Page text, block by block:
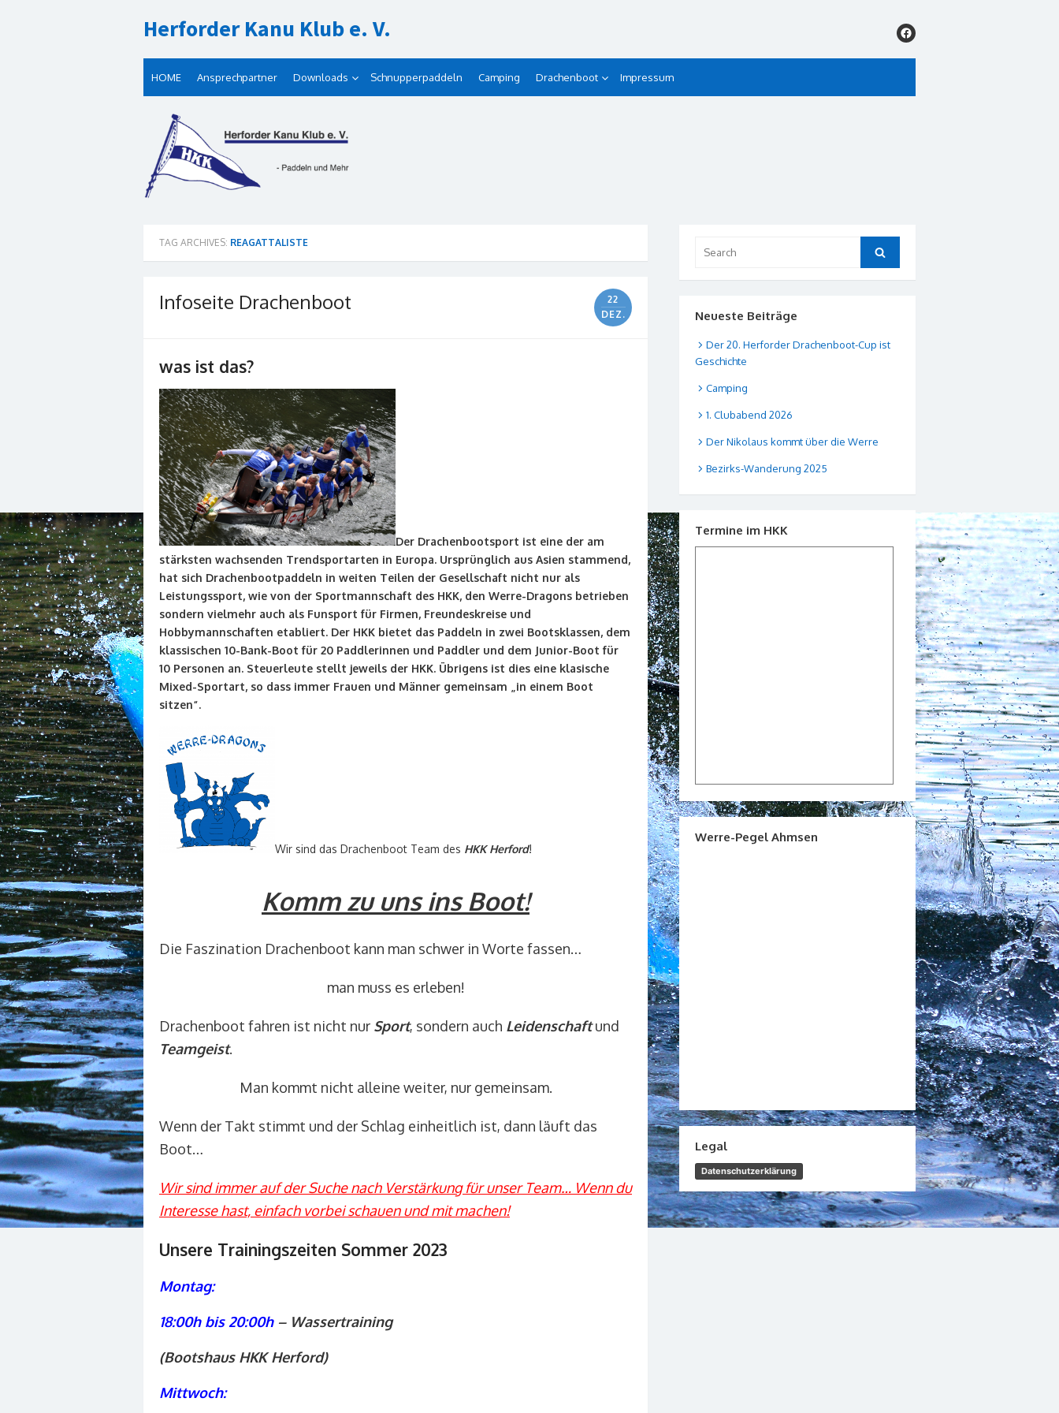
to
Herforder Kanu Klub e. V.
HOME Ansprechpartner Downloads Schnupperpaddeln Camping Drachenboot Impressum
TAG ARCHIVES: REAGATTALISTE
Infoseite Drachenboot
22
DEZ.
was ist das?
Der Drachenbootsport ist eine der am
stärksten wachsenden Trendsportarten in Europa. Ursprünglich aus Asien stammend,
hat sich Drachenbootpaddeln in weiten Teilen der Gesellschaft nicht nur als
Leistungssport, wie von der Sportmannschaft des HKK, den Werre-Dragons betrieben
sondern vielmehr auch als Funsport für Firmen, Freundeskreise und
Hobbymannschaften etabliert. Der HKK bietet das Paddeln in zwei Bootsklassen, dem
klassischen 10-Bank-Boot für 20 Paddlerinnen und Paddler und dem Junior-Boot für
10 Personen an. Steuerleute stellt jeweils der HKK. Übrigens ist dies eine klasische
Mixed-Sportart, so dass immer Frauen und Männer gemeinsam „in einem Boot
sitzen“.
Wir sind das Drachenboot Team des HKK Herford!
Komm zu uns ins Boot!
Die Faszination Drachenboot kann man schwer in Worte fassen…
man muss es erleben!
Drachenboot fahren ist nicht nur Sport, sondern auch Leidenschaftund
Teamgeist.
Man kommt nicht alleine weiter, nur gemeinsam.
Wenn der Takt stimmt und der Schlag einheitlich ist, dann läuft das
Boot…
Wir sind immer auf der Suche nach Verstärkung für unser Team… Wenn du
Interesse hast, einfach vorbei schauen und mit machen!
Unsere Trainingszeiten Sommer 2023
Montag:
18:00h bis 20:00h– Wassertraining
(Bootshaus HKK Herford)
Mittwoch:
for:
Search
Neueste Beiträge
Der 20. Herforder Drachenboot-Cup ist
Geschichte
Camping
1. Clubabend 2026
Der Nikolaus kommt über die Werre
Bezirks-Wanderung 2025
Termine im HKK
Werre-Pegel Ahmsen
Legal
Datenschutzerklärung